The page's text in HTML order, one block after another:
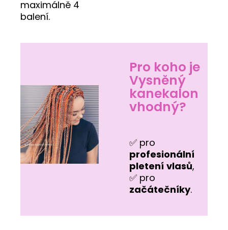
maximálně 4
balení.
Pro koho je
Vysněný
kanekalon
vhodný?
✅ pro
profesionální
pletení vlasů,
✅ pro
začátečníky.